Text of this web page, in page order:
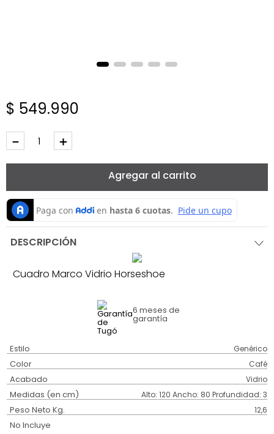
$ 549.990
＋
－
Agregar al carrito
DESCRIPCIÓN
Cuadro Marco Vidrio Horseshoe
6 meses de
garantía
Estilo Genérico
Color Café
Acabado Vidrio
Medidas (en cm) Alto: 120 Ancho: 80 Profundidad: 3
Peso Neto Kg. 12,6
No Incluye